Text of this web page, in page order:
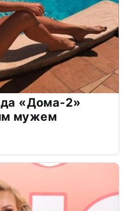
«Дома-2»
мужем